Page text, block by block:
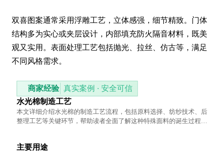
双喜图案通常采用浮雕工艺，立体感强，细节精致。门体
结构多为实心或夹层设计，内部填充防火隔音材料，既美
观又实用。表面处理工艺包括抛光、拉丝、仿古等，满足
不同风格需求。
商家经验 真实案例 · 安全可信
水光棉制造工艺
本文详细介绍水光棉的制造工艺流程，包括原料选择、纺纱技术、后
整理工艺等关键环节，帮助读者全面了解这种特殊面料的诞生过程及
主要用途